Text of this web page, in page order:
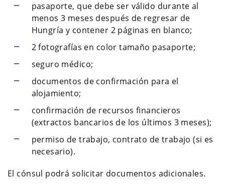
pasaporte, que debe ser válido durante al
menos 3 meses después de regresar de
Hungría y contener 2 páginas en blanco;
2 fotografías en color tamaño pasaporte;
seguro médico;
documentos de confirmación para el
alojamiento;
confirmación de recursos financieros
(extractos bancarios de los últimos 3 meses);
permiso de trabajo, contrato de trabajo (si es
necesario).
El cónsul podrá solicitar documentos adicionales.